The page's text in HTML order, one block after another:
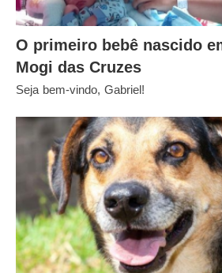
O primeiro bebê nascido
Mogi das Cruzes
Seja bem-vindo, Gabriel!